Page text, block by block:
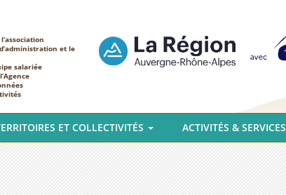
et le
salariée
ET COLLECTIVITÉS ACTIVITÉS & SERVICES